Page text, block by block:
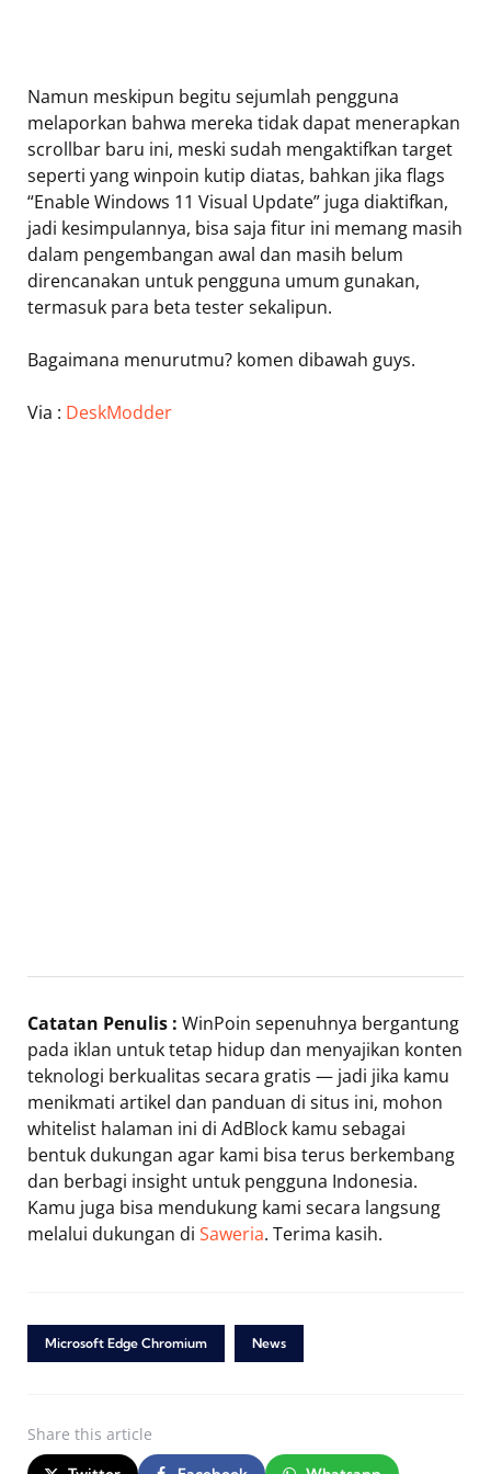
Namun meskipun begitu sejumlah pengguna
melaporkan bahwa mereka tidak dapat menerapkan
scrollbar baru ini, meski sudah mengaktifkan target
seperti yang winpoin kutip diatas, bahkan jika flags
“Enable Windows 11 Visual Update” juga diaktifkan,
jadi kesimpulannya, bisa saja fitur ini memang masih
dalam pengembangan awal dan masih belum
direncanakan untuk pengguna umum gunakan,
termasuk para beta tester sekalipun.
Bagaimana menurutmu? komen dibawah guys.
Via : DeskModder
Catatan Penulis : WinPoin sepenuhnya bergantung
pada iklan untuk tetap hidup dan menyajikan konten
teknologi berkualitas secara gratis — jadi jika kamu
menikmati artikel dan panduan di situs ini, mohon
whitelist halaman ini di AdBlock kamu sebagai
bentuk dukungan agar kami bisa terus berkembang
dan berbagi insight untuk pengguna Indonesia.
Kamu juga bisa mendukung kami secara langsung
melalui dukungan di Saweria. Terima kasih.
Microsoft Edge Chromium News
Share this article